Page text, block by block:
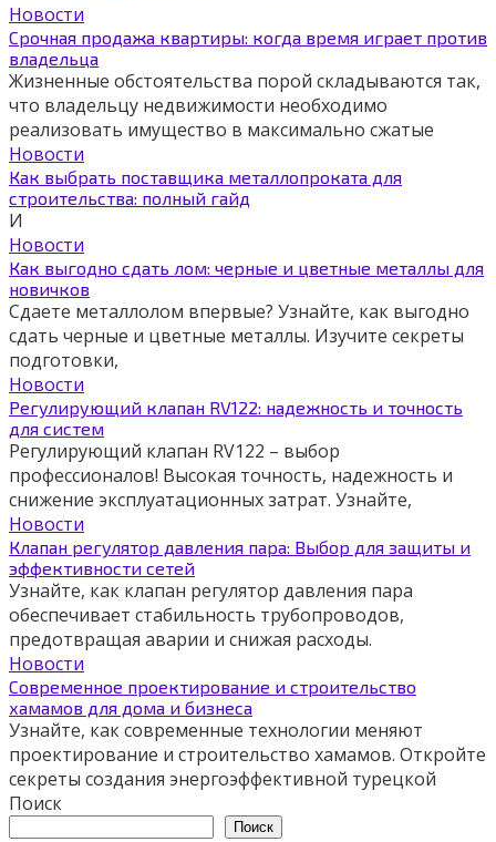
Новости
Срочная продажа квартиры: когда время играет против
владельца
Жизненные обстоятельства порой складываются так,
что владельцу недвижимости необходимо
реализовать имущество в максимально сжатые
Новости
Как выбрать поставщика металлопроката для
строительства: полный гайд
И
Новости
Как выгодно сдать лом: черные и цветные металлы для
новичков
Сдаете металлолом впервые? Узнайте, как выгодно
сдать черные и цветные металлы. Изучите секреты
подготовки,
Новости
Регулирующий клапан RV122: надежность и точность
для систем
Регулирующий клапан RV122 – выбор
профессионалов! Высокая точность, надежность и
снижение эксплуатационных затрат. Узнайте,
Новости
Клапан регулятор давления пара: Выбор для защиты и
эффективности сетей
Узнайте, как клапан регулятор давления пара
обеспечивает стабильность трубопроводов,
предотвращая аварии и снижая расходы.
Новости
Современное проектирование и строительство
хамамов для дома и бизнеса
Узнайте, как современные технологии меняют
проектирование и строительство хамамов. Откройте
секреты создания энергоэффективной турецкой
Поиск
Поиск